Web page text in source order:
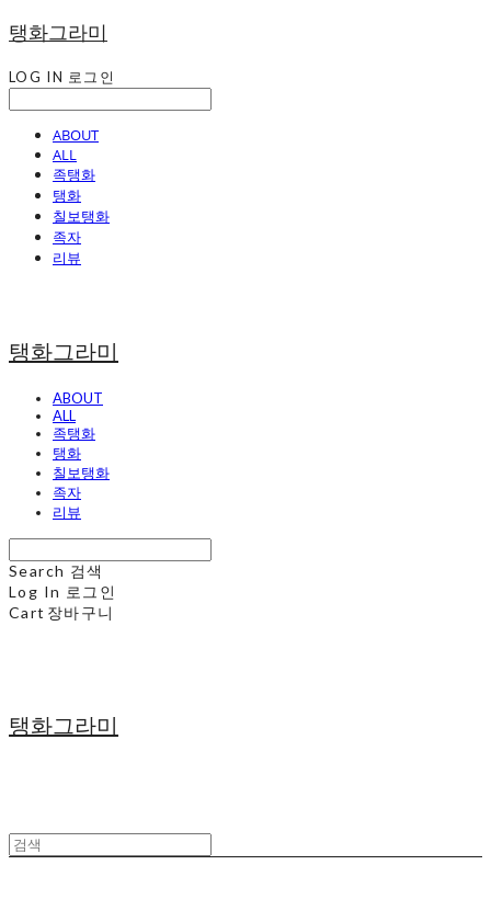
탱화그라미
LOG IN 로그인
ABOUT
ALL
족탱화
탱화
칠보탱화
족자
리뷰
탱화그라미
ABOUT
ALL
족탱화
탱화
칠보탱화
족자
리뷰
Search 검색
Log In 로그인
Cart 장바구니
탱화그라미